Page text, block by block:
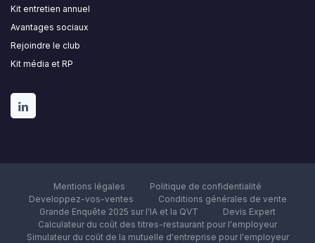
Kit entretien annuel
Avantages sociaux
Rejoindre le club
Kit média et RP
Mentions légales
Politique de confidentialité
Developpez-vos-ventes
Conditions générales de vente
Grande Enquête 2025 sur l'IA et la QVT
Devis Expert
Calculateur du coût des titres-restaurant pour l'employeur
Simulateur du coût de la mutuelle d'entreprise pour l'employeur